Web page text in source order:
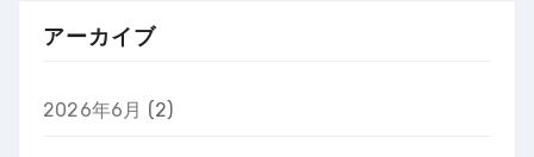
アーカイブ
2026年6月 (2)